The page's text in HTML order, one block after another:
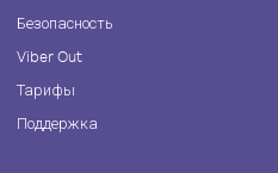
Безопасность
Viber Out
Тарифы
Поддержка